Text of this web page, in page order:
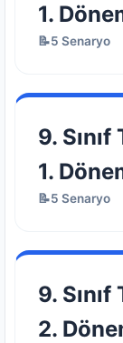
1.
📝5 Senaryo
9.
1.
📝5 Senaryo
9.
2.